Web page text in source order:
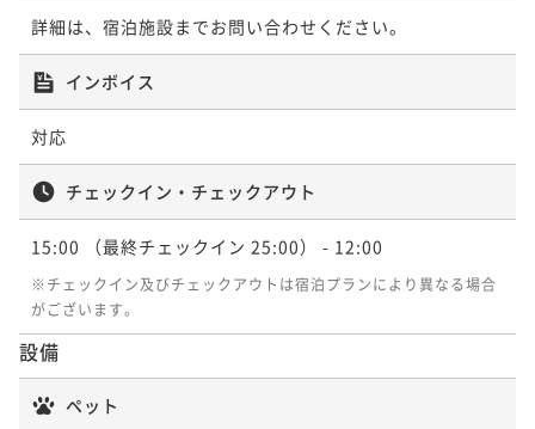
詳細は、宿泊施設までお問い合わせください。
インボイス
対応
チェックイン・チェックアウト
15:00 （最終チェックイン 25:00） - 12:00
※チェックイン及びチェックアウトは宿泊プランにより異なる場合
がございます。
設備
ペット